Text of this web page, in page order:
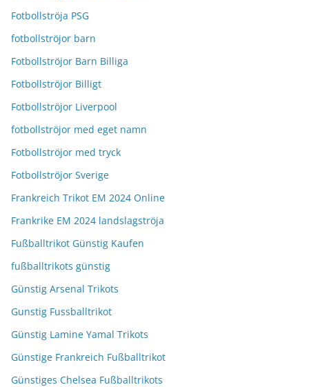
Fotbollströja PSG
fotbollströjor barn
Fotbollströjor Barn Billiga
Fotbollströjor Billigt
Fotbollströjor Liverpool
fotbollströjor med eget namn
Fotbollströjor med tryck
Fotbollströjor Sverige
Frankreich Trikot EM 2024 Online
Frankrike EM 2024 landslagströja
Fußballtrikot Günstig Kaufen
fußballtrikots günstig
Günstig Arsenal Trikots
Gunstig Fussballtrikot
Günstig Lamine Yamal Trikots
Günstige Frankreich Fußballtrikot
Günstiges Chelsea Fußballtrikots